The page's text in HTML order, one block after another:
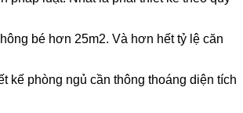
bé hơn 25m2. Và hơn hết tỷ lệ căn
kế phòng ngủ cần thông thoáng diện tích